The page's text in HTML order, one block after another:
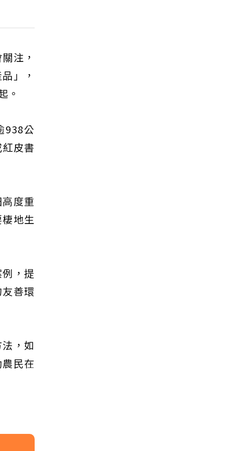
注，
」，
。
938公
皮書
度重
地生
，提
善環
，如
民在